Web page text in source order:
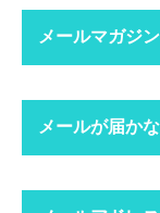
メールマガジ
ってください。
配信停止までに2〜
メールが届か